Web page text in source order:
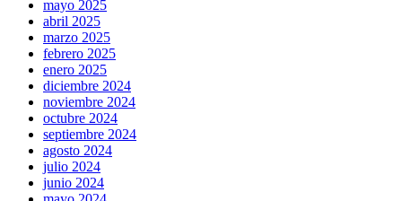
mayo 2025
abril 2025
marzo 2025
febrero 2025
enero 2025
diciembre 2024
noviembre 2024
octubre 2024
septiembre 2024
agosto 2024
julio 2024
junio 2024